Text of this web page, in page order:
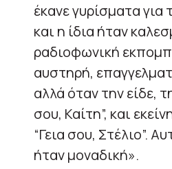
έκανε γυρίσματα
και η ίδια ήταν
ραδιοφωνική
αυστηρή,
αλλά όταν την είδε,
σου, Καίτη”, και
“Γεια σου, Στέλιο”.
ήταν μοναδική».